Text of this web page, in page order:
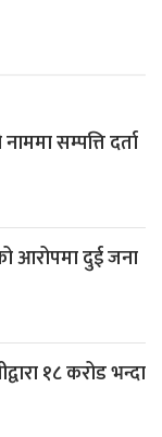
सम्पत्ति दर्ता
आरोपमा दुई जना
१८ करोड भन्दा